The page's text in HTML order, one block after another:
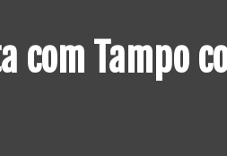
com Tampo